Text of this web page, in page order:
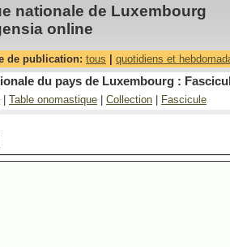
nationale de Luxembourg
online
de publication: tous quotidiens et
du pays de Luxembourg :
Table onomastique Collection Fascicule